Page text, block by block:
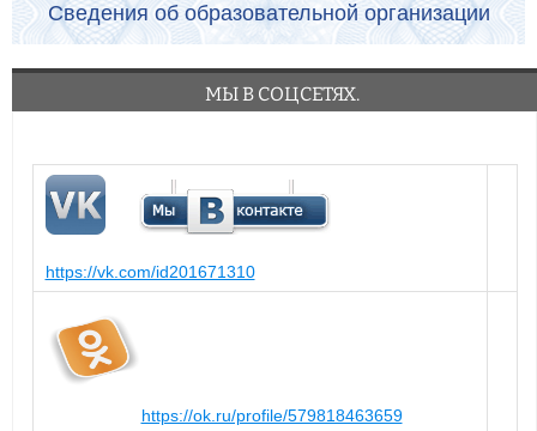
Сведения об образовательной организации
МЫ В СОЦСЕТЯХ.
https://vk.com/id201671310
https://ok.ru/profile/579818463659